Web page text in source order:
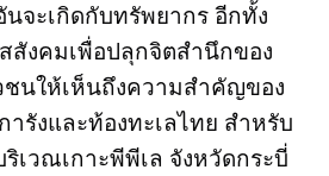
จะเกิดกับทรัพยากร อีกทั้ง
สังคมเพื่อปลุกจิตสำนึกของ
ชนให้เห็นถึงความสำคัญของ
รังและท้องทะเลไทย สำหรับ
เวณเกาะพีพีเล จังหวัดกระบี่